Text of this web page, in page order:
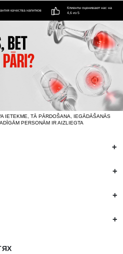
качества напитков
Клиенты оценивают нас на
4,6 из 5
IETEKME, TĀ PĀRDOŠANA, IEGĀDĀŠANĀS
PERSONĀM IR AIZLIEGTA